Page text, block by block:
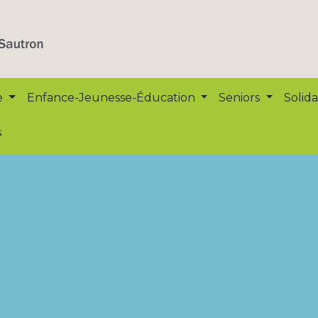
Enfance-Jeunesse-Éducation Seniors